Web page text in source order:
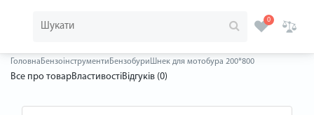
0
Головна Бензоінструменти Бензобури Шнек для мотобура 200*800
Все про товарВластивостіВідгуків (0)